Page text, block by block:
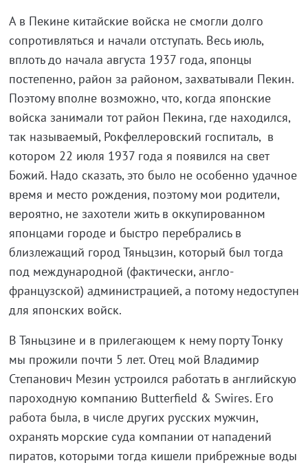
А в Пекине китайские войска не смогли долго
сопротивляться и начали отступать. Весь июль,
вплоть до начала августа 1937 года, японцы
постепенно, район за районом, захватывали Пекин.
Поэтому вполне возможно, что, когда японские
войска занимали тот район Пекина, где находился,
так называемый, Рокфеллеровский госпиталь, в
котором 22 июля 1937 года я появился на свет
Божий. Надо сказать, это было не особенно удачное
время и место рождения, поэтому мои родители,
вероятно, не захотели жить в оккупированном
японцами городе и быстро перебрались в
близлежащий город Тяньцзин, который был тогда
под международной (фактически, англо-
французской) администрацией, а потому недоступен
для японских войск.
В Тяньцзине и в прилегающем к нему порту Тонку
мы прожили почти 5 лет. Отец мой Владимир
Степанович Мезин устроился работать в английскую
пароходную компанию Butterfield & Swires. Его
работа была, в числе других русских мужчин,
охранять морские суда компании от нападений
пиратов, которыми тогда кишели прибрежные воды